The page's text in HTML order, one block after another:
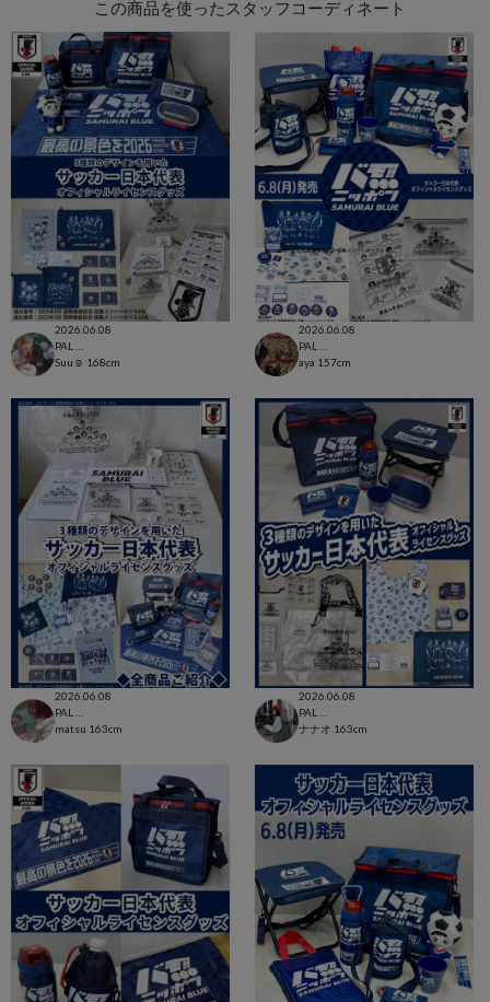
この商品を使ったスタッフコーディネート
2026.06.08
Suu☺︎ 168cm
2026.06.08
aya 157cm
2026.06.08
matsu 163cm
2026.06.08
ナナオ 163cm